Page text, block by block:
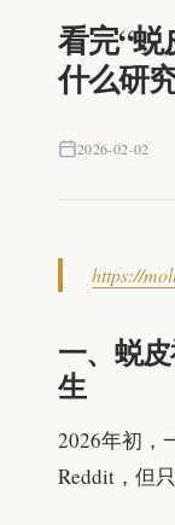
看完“蜕
什么研
2026-02-02
https://
一、蜕
生
2026年初，
Reddit，但